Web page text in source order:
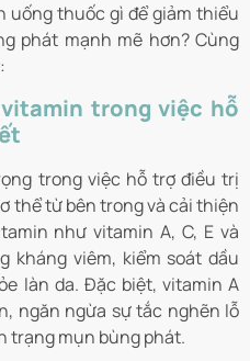
uống thuốc gì để giảm thiểu
phát mạnh mẽ hơn? Cùng
trong việc hỗ
trong việc hỗ trợ điều trị
thể từ bên trong và cải thiện
như vitamin A, C, E và
kháng viêm, kiểm soát dầu
làn da. Đặc biệt, vitamin A
ngăn ngừa sự tắc nghẽn lỗ
trạng mụn bùng phát.